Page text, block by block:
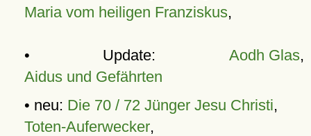
Maria vom heiligen Franziskus,
• Update: Aodh Glas,
Aidus und Gefährten
• neu: Die 70 / 72 Jünger Jesu Christi,
Toten-Auferwecker,